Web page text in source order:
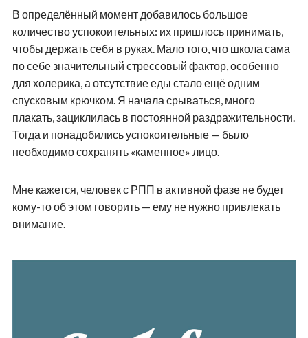
В определённый момент добавилось большое
количество успокоительных: их пришлось принимать,
чтобы держать себя в руках. Мало того, что школа сама
по себе значительный стрессовый фактор, особенно
для холерика, а отсутствие еды стало ещё одним
спусковым крючком. Я начала срываться, много
плакать, зациклилась в постоянной раздражительности.
Тогда и понадобились успокоительные — было
необходимо сохранять «каменное» лицо.
Мне кажется, человек с РПП в активной фазе не будет
кому-то об этом говорить — ему не нужно привлекать
внимание.